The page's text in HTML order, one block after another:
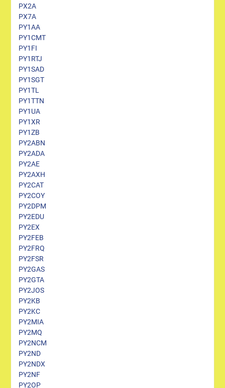
PX2A
PX7A
PY1AA
PY1CMT
PY1FI
PY1RTJ
PY1SAD
PY1SGT
PY1TL
PY1TTN
PY1UA
PY1XR
PY1ZB
PY2ABN
PY2ADA
PY2AE
PY2AXH
PY2CAT
PY2COY
PY2DPM
PY2EDU
PY2EX
PY2FEB
PY2FRQ
PY2FSR
PY2GAS
PY2GTA
PY2JOS
PY2KB
PY2KC
PY2MIA
PY2MQ
PY2NCM
PY2ND
PY2NDX
PY2NF
PY2OP